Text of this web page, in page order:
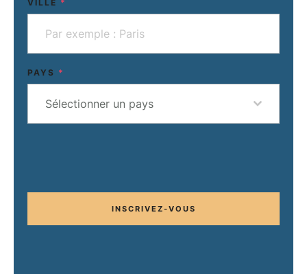
VILLE *
PAYS *
Sélectionner un pays
INSCRIVEZ-VOUS